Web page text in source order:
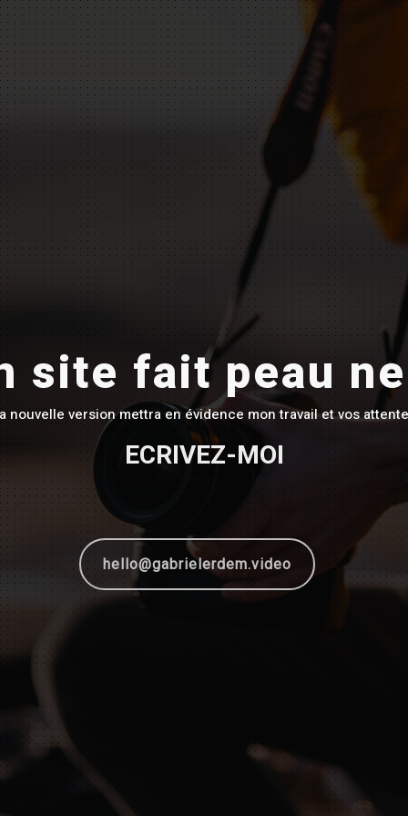
site fait peau
nouvelle version mettra en évidence mon travail et vos
ECRIVEZ-MOI
hello@gabrielerdem.video